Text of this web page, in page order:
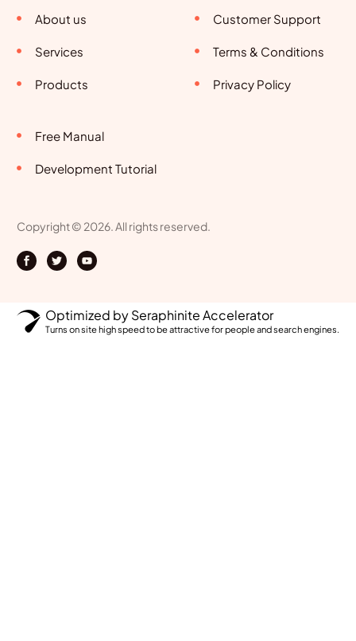
About us
Services
Products
Customer Support
Terms & Conditions
Privacy Policy
Free Manual
Development Tutorial
Copyright © 2026. All rights reserved.
Optimized by Seraphinite Accelerator
Turns on site high speed to be attractive for people and search engines.